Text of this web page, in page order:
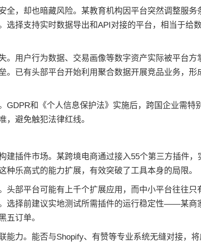
全，却也暗藏风险。某教育机构因平台突然调整服务
选择支持实时数据导出和API对接的平台，相当于给
。用户行为数据、交易画像等数字资产实际被平台方
。已有头部平台开始利用聚合数据开展竞品业务，形
GDPR和《个人信息保护法》实施后，跨国企业需特
，避免触犯法律红线。
建插件市场。某跨境电商通过接入55个第三方插件，
种乐高式的能力扩展，有效突破了工具本身的局限。
头部平台可能有上千个扩展应用，而中小平台往往只
选择前建议实地测试所需插件的运行稳定性——某商
五订单。
能力。能否与Shopify、有赞等专业系统无缝对接，